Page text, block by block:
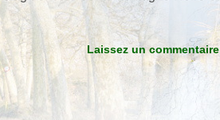
Laissez un commentaire